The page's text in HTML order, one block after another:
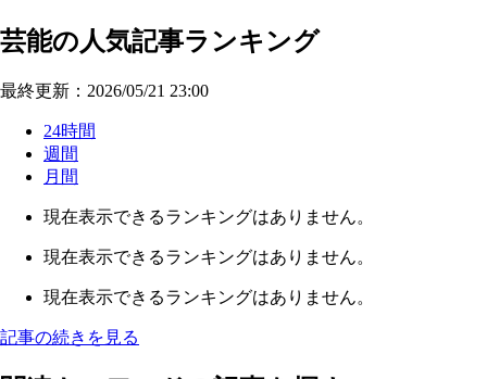
芸能の人気記事ランキング
最終更新：2026/05/21 23:00
24時間
週間
月間
現在表示できるランキングはありません。
現在表示できるランキングはありません。
現在表示できるランキングはありません。
記事の続きを見る